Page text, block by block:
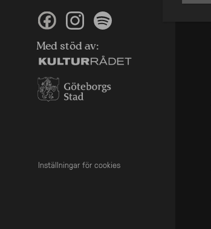
Med stöd av:
Inställningar för cookies